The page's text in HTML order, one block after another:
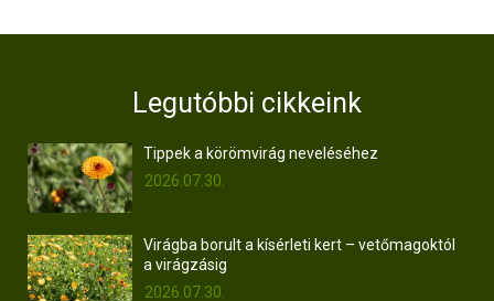
Legutóbbi cikkeink
Tippek a körömvirág neveléséhez
2026.07.30.
Virágba borult a kísérleti kert – vetőmagoktól
a virágzásig
2026.07.30.